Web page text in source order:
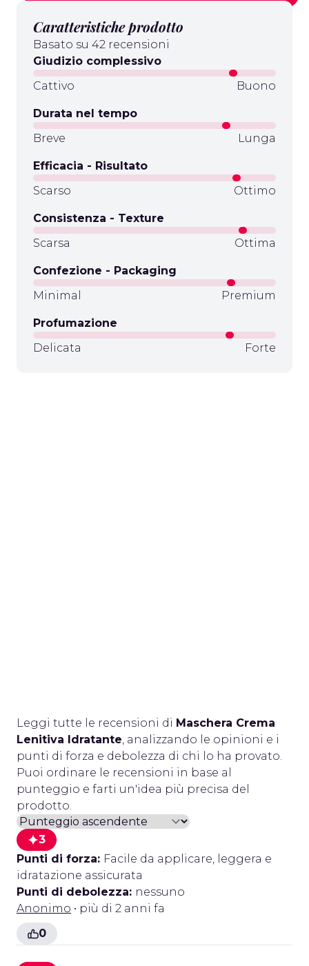
Caratteristiche prodotto
Basato su 42 recensioni
Giudizio complessivo
Cattivo
Buono
Durata nel tempo
Breve
Lunga
Efficacia - Risultato
Scarso
Ottimo
Consistenza - Texture
Scarsa
Ottima
Confezione - Packaging
Minimal
Premium
Profumazione
Delicata
Forte
Leggi tutte le recensioni di Maschera Crema
Lenitiva Idratante, analizzando le opinioni e i
punti di forza e debolezza di chi lo ha provato.
Puoi ordinare le recensioni in base al
punteggio e farti un'idea più precisa del
prodotto.
3
Punti di forza: Facile da applicare, leggera e
idratazione assicurata
Punti di debolezza: nessuno
Anonimo • più di 2 anni fa
0